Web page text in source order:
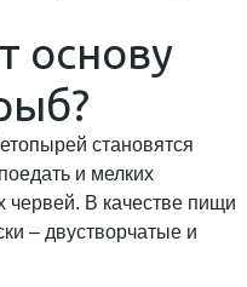
основу
становятся
и мелких
червей. В качестве пищи
– двустворчатые и